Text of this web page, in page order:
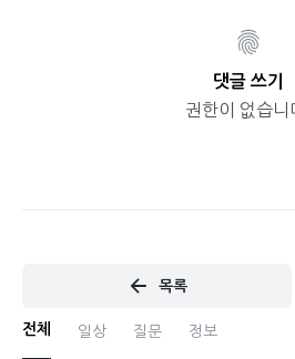
댓글 쓰기
권한이 없습니
목록
전체 일상 질문 정보